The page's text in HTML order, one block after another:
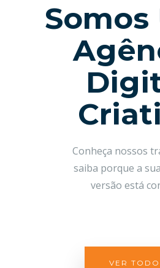
Somos
Conheça nossos
saiba porque a
versão está
VER